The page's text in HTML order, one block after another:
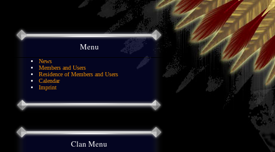
Menu
News
Members and Users
Residence of Members and Users
Calendar
Imprint
Clan Menu